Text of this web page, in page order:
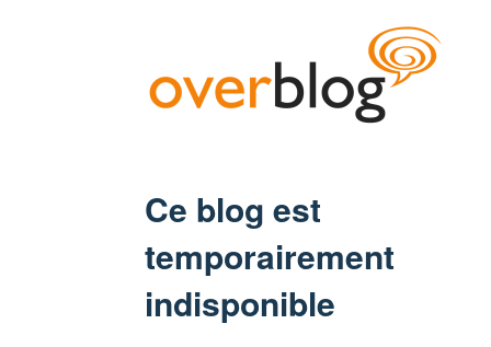
Ce blog est
temporairement
indisponible